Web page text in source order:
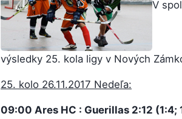
V
výsledky 25. kola ligy v Nových
25. kolo 26.11.2017 Nedeľa:
09:00 Ares HC : Guerillas 2:12 (1:4;